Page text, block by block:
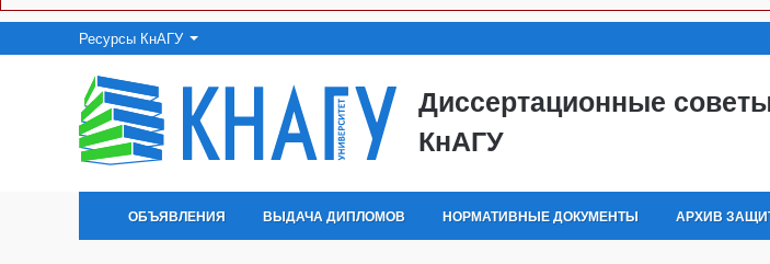
Ресурсы КнАГУ
Диссертационные
КнАГУ
ОБЪЯВЛЕНИЯ ВЫДАЧА ДИПЛОМОВ НОРМАТИВНЫЕ ДОКУМЕНТЫ АРХИВ